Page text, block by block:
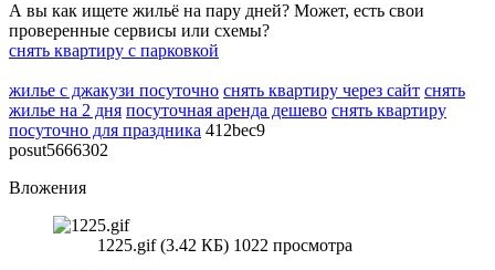
А вы как ищете жильё на пару дней? Может, есть свои
проверенные сервисы или схемы?
снять квартиру с парковкой
жилье с джакузи посуточно снять квартиру через сайт снять
жилье на 2 дня посуточная аренда дешево снять квартиру
посуточно для праздника 412bec9
posut5666302
Вложения
1225.gif (3.42 КБ) 1022 просмотра